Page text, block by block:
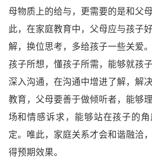
母物质上的给与，更需要的是和父
此，在家庭教育中，父母应与孩子
解，换位思考，多给孩子一些关爱
孩子所想，懂孩子所需，能够就孩
深入沟通，在沟通中增进了解，解
教育，父母要善于做倾听者，能够
场和情感诉求，能够站在孩子的
定。唯此，家庭关系才会和谐融洽
得预期效果。